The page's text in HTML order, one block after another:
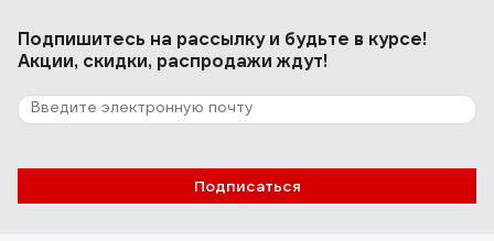
Подпишитесь на рассылкуи будьте в курсе!
Акции, скидки, распродажи ждут!
Подписаться